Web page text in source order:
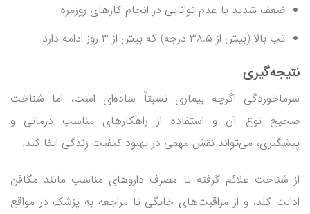
ضعف شدید یا عدم توانایی در انجام کارهای روزمره
تب بالا (بیش از ۳۸.۵ درجه) که بیش از ۳ روز ادامه دارد
نتیجه‌گیری
سرماخوردگی اگرچه بیماری نسبتاً ساده‌ای است، اما شناخت
صحیح نوع آن و استفاده از راهکارهای مناسب درمانی و
پیشگیری، می‌تواند نقش مهمی در بهبود کیفیت زندگی ایفا کند.
از شناخت علائم گرفته تا مصرف داروهای مناسب مانند مگافن
ادالت کلد، و از مراقبت‌های خانگی تا مراجعه به پزشک در مواقع